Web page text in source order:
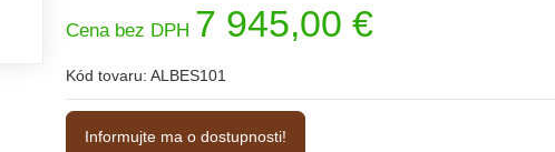
Cena bez DPH 7 945,00 €
Kód tovaru: ALBES101
Informujte ma o dostupnosti!